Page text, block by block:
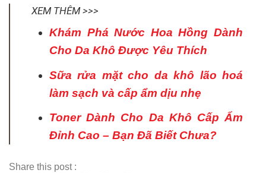
XEM THÊM >>>
Khám Phá Nước Hoa Hồng Dành
Cho Da Khô Được Yêu Thích
Sữa rửa mặt cho da khô lão hoá
làm sạch và cấp ẩm dịu nhẹ
Toner Dành Cho Da Khô Cấp Ẩm
Đỉnh Cao – Bạn Đã Biết Chưa?
Share this post :